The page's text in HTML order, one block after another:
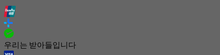
우리는 받아들입니다